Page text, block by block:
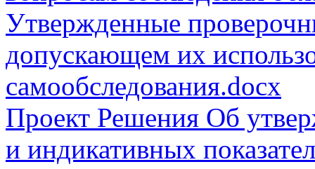
Утвержденные
допускающем их
самообследования.docx
Проект Решения Об
и индикативных